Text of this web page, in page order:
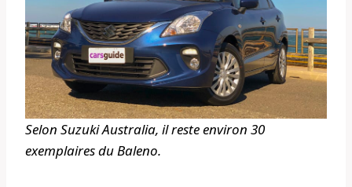
Selon Suzuki Australia, il reste environ 30
exemplaires du Baleno.